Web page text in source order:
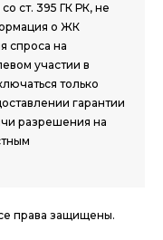
ст. 395 ГК РК, не
о ЖК
спроса на
участии в
только
гарантии
разрешения на
права защищены.